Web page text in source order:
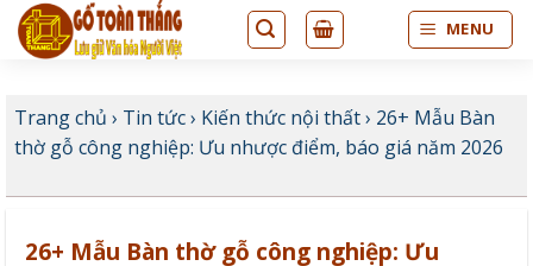
Bỏ
qua
MENU
Trang chủ › Tin tức› Kiến thức nội thất› 26+ Mẫu Bàn
thờ gỗ công nghiệp: Ưu nhược điểm, báo giá năm 2026
26+ Mẫu Bàn thờ gỗ công nghiệp: Ưu